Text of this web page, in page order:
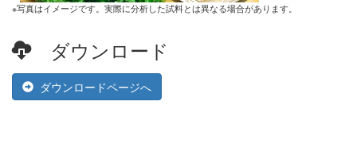
※写真はイメージです。実際に分析した試料とは異なる場合があります。
ダウンロード
ダウンロードページへ